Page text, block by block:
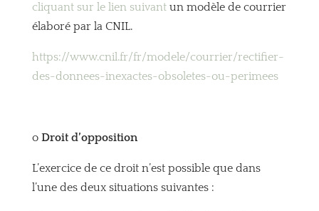
cliquant sur le lien suivantun modèle de courrier
élaboré par la CNIL.
https://www.cnil.fr/fr/modele/courrier/rectifier-
des-donnees-inexactes-obsoletes-ou-perimees
o Droit d’opposition
L’exercice de ce droit n’est possible que dans
l’une des deux situations suivantes :